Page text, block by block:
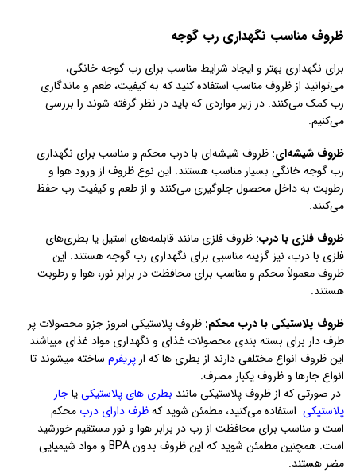
ظروف مناسب نگهداری رب گوجه
برای نگهداری بهتر و ایجاد شرایط مناسب برای رب گوجه خانگی،
می‌توانید از ظروف مناسب استفاده کنید که به کیفیت، طعم و ماندگاری
رب کمک می‌کنند. در زیر مواردی که باید در نظر گرفته شوند را بررسی
می‌کنیم.
ظروف شیشه‌ای: ظروف شیشه‌ای با درب محکم و مناسب برای نگهداری
رب گوجه خانگی بسیار مناسب هستند. این نوع ظروف از ورود هوا و
رطوبت به داخل محصول جلوگیری می‌کنند و از طعم و کیفیت رب حفظ
می‌کنند.
ظروف فلزی با درب: ظروف فلزی مانند قابلمه‌های استیل یا بطری‌های
فلزی با درب، نیز گزینه مناسبی برای نگهداری رب گوجه هستند. این
ظروف معمولاً محکم و مناسب برای محافظت در برابر نور، هوا و رطوبت
هستند.
ظروف پلاستیکی با درب محکم: ظروف پلاستیکی امروز جزو محصولات پر
طرف دار برای بسته بندی محصولات غذای و نگهداری مواد غذای میباشند
این ظروف انواع مختلفی دارند از بطری ها که ار پریفرم ساخته میشوند تا
انواع جارها و ظروف یکبار مصرف.
در صورتی که از ظروف پلاستیکی مانند بطری های پلاستیکییاجار
پلاستیکی استفاده می‌کنید، مطمئن شوید کهظرف دارای درب محکم
است و مناسب برای محافظت از رب در برابر هوا و نور مستقیم خورشید
است. همچنین مطمئن شوید که این ظروف بدون BPA و مواد شیمیایی
مضر هستند.